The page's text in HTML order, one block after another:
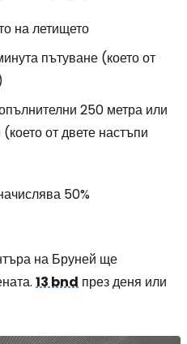
на летището
пътуване (което от
250 метра или
от двете настъпи
50%
на Бруней ще
13 bnd през деня или